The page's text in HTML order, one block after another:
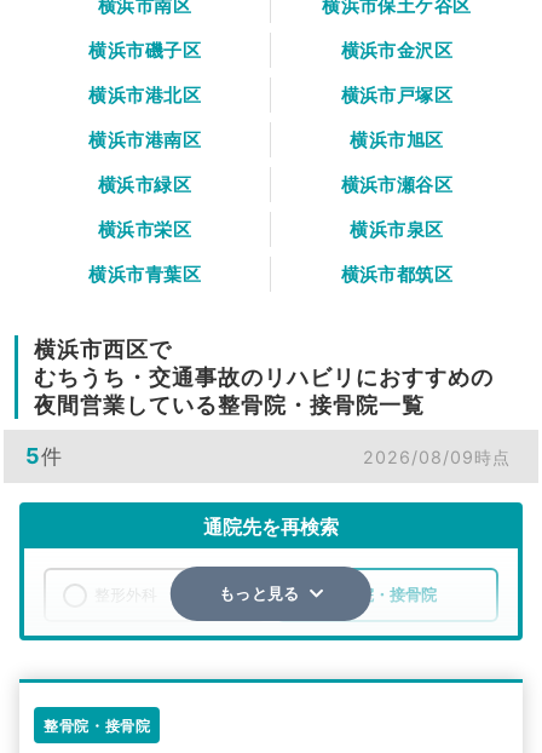
横浜市南区
横浜市保土ケ谷区
横浜市磯子区
横浜市金沢区
横浜市港北区
横浜市戸塚区
横浜市港南区
横浜市旭区
横浜市緑区
横浜市瀬谷区
横浜市栄区
横浜市泉区
横浜市青葉区
横浜市都筑区
横浜市西区で
むちうち・交通事故のリハビリにおすすめの
夜間営業している整骨院・接骨院一覧
5件 2026/08/09時点
通院先を再検索
整骨院・接骨院
もっと見る
整骨院・接骨院